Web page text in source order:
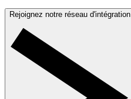
Rejoignez notre réseau d'intégration